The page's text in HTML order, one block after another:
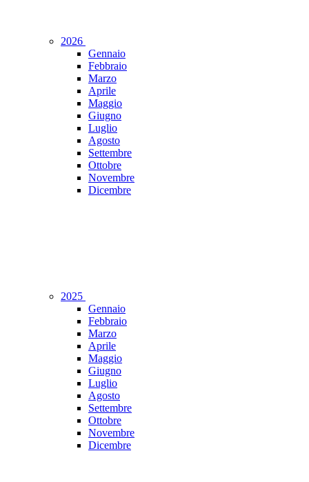
2026
Gennaio
Febbraio
Marzo
Aprile
Maggio
Giugno
Luglio
Agosto
Settembre
Ottobre
Novembre
Dicembre
2025
Gennaio
Febbraio
Marzo
Aprile
Maggio
Giugno
Luglio
Agosto
Settembre
Ottobre
Novembre
Dicembre